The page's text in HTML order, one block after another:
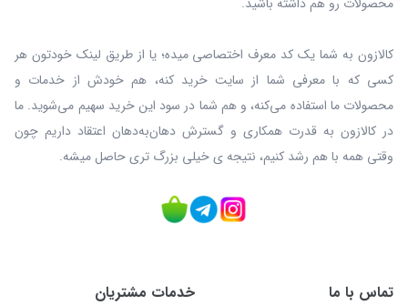
کالازون به شما یک کد معرف اختصاصی میده؛ یا از طریق لینک خودتون هر
کسی که با معرفی شما از سایت خرید کنه، هم خودش از خدمات و
محصولات ما استفاده می‌کنه، و هم شما در سود این خرید سهیم می‌شوید. ما
در کالازون به قدرت همکاری و گسترش دهان‌به‌دهان اعتقاد داریم چون
وقتی همه با هم رشد کنیم، نتیجه ی خیلی بزرگ‌ تری حاصل میشه.
تماس با ما خدمات مشتریان